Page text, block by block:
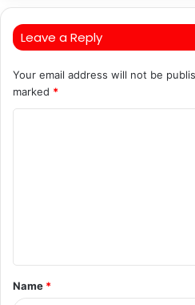
Leave a Reply
Your email address will not be
marked *
t
*
Name *